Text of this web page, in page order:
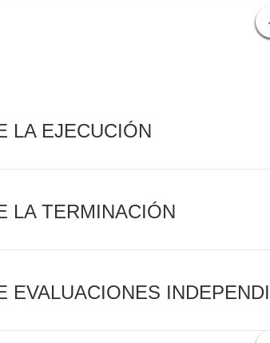
LA EJECUCIÓN
LA TERMINACIÓN
EVALUACIONES